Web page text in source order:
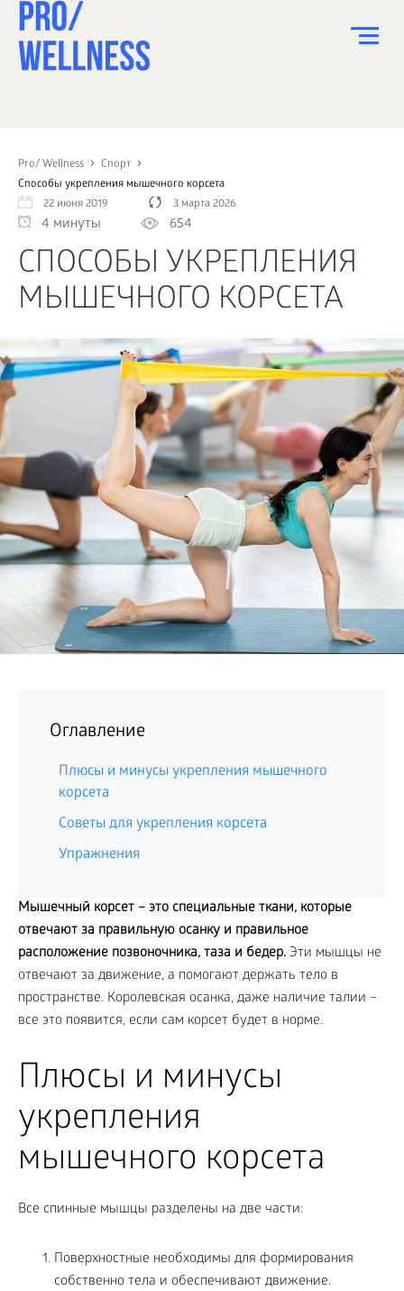
Pro/ Wellness
Спорт
Способы укрепления мышечного корсета
22 июня 2019
3 марта 2026
4 минуты 654
СПОСОБЫ УКРЕПЛЕНИЯ
МЫШЕЧНОГО КОРСЕТА
Оглавление
Плюсы и минусы укрепления мышечного
корсета
Советы для укрепления корсета
Упражнения
Мышечный корсет – это специальные ткани, которые
отвечают за правильную осанку и правильное
расположение позвоночника, таза и бедер. Эти мышцы не
отвечают за движение, а помогают держать тело в
пространстве. Королевская осанка, даже наличие талии –
все это появится, если сам корсет будет в норме.
Плюсы и минусы
укрепления
мышечного корсета
Все спинные мышцы разделены на две части:
Поверхностные необходимы для формирования
собственно тела и обеспечивают движение.
СПОРТ
ЗДОРОВЬЕ
КРАСОТА
ПСИХОЛОГИЯ
ДЕТИ
ДОМ
КАК?